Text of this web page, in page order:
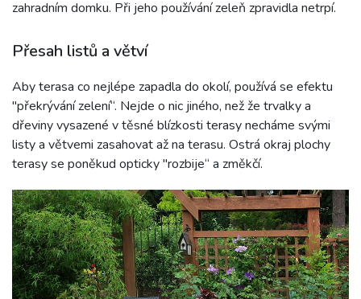
zahradním domku. Při jeho používání zeleň zpravidla netrpí.
Přesah listů a větví
Aby terasa co nejlépe zapadla do okolí, používá se efektu
"překrývání zelení“. Nejde o nic jiného, než že trvalky a
dřeviny vysazené v těsné blízkosti terasy necháme svými
listy a větvemi zasahovat až na terasu. Ostrá okraj plochy
terasy se poněkud opticky "rozbije“ a změkčí.